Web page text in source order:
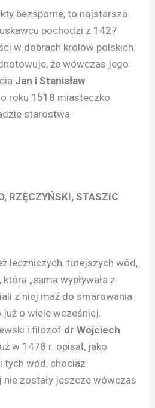
bezsporne, to najstarsza
pochodzi z 1427
w dobrach królów polskich.
że wówczas jego
Jan i Stanisław
roku 1518 miasteczko
starostwa
RZĘCZYŃSKI, STASZIC
leczniczych, tutejszych wód,
„sama wypływała z
z niej maź do smarowania
o wiele wcześniej.
i filozof dr Wojciech
w 1478 r. opisał, jako
tych wód, chociaż
nie zostały jeszcze wówczas